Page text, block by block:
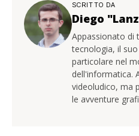
SCRITTO DA
Diego
Appassionato di
tecnologia, il
particolare nel
dell'informatica.
videoludico, ma
le avventure